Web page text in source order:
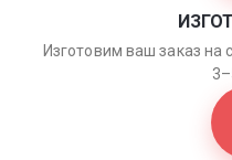
Изготовим ваш заказ на